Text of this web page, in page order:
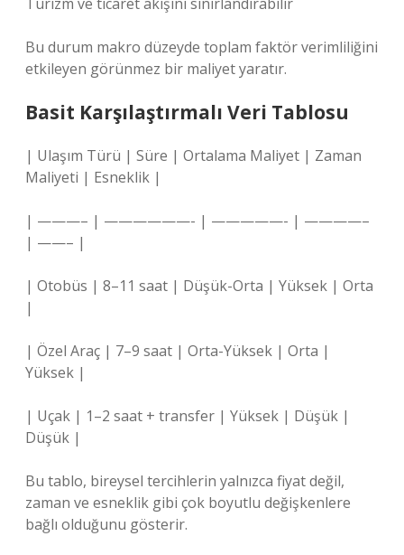
Bu durum makro düzeyde toplam faktör verimliliğini
etkileyen görünmez bir maliyet yaratır.
Basit Karşılaştırmalı Veri Tablosu
| Ulaşım Türü | Süre | Ortalama Maliyet | Zaman
Maliyeti | Esneklik |
| ———– | ——————- | —————- | ————–
| ——– |
| Otobüs | 8–11 saat | Düşük-Orta | Yüksek | Orta
|
| Özel Araç | 7–9 saat | Orta-Yüksek | Orta |
Yüksek |
| Uçak | 1–2 saat + transfer | Yüksek | Düşük |
Düşük |
Bu tablo, bireysel tercihlerin yalnızca fiyat değil,
zaman ve esneklik gibi çok boyutlu değişkenlere
bağlı olduğunu gösterir.